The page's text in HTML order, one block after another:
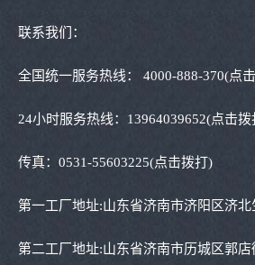
联系我们：
全国统一服务热线： 4000-888-370(点
24小时服务热线： 13964039652(点击拨
传真： 0531-55603225(点击拨打)
第一工厂地址:山东省济南市济阳区济北
第二工厂地址:山东省济南市历城区郭